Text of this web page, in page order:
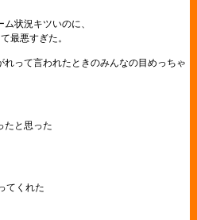
状況キツいのに、
最悪すぎた。
って言われたときのみんなの目めっちゃ
たと思った
てくれた